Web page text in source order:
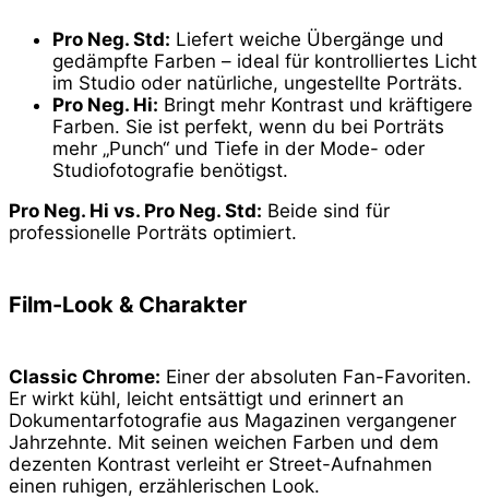
Pro Neg. Std: Liefert weiche Übergänge und
gedämpfte Farben – ideal für kontrolliertes Licht
im Studio oder natürliche, ungestellte Porträts.
Pro Neg. Hi: Bringt mehr Kontrast und kräftigere
Farben. Sie ist perfekt, wenn du bei Porträts
mehr „Punch“ und Tiefe in der Mode- oder
Studiofotografie benötigst.
Pro Neg. Hi vs. Pro Neg. Std: Beide sind für
professionelle Porträts optimiert.
Film-Look & Charakter
Classic Chrome: Einer der absoluten Fan-Favoriten.
Er wirkt kühl, leicht entsättigt und erinnert an
Dokumentarfotografie aus Magazinen vergangener
Jahrzehnte. Mit seinen weichen Farben und dem
dezenten Kontrast verleiht er Street-Aufnahmen
einen ruhigen, erzählerischen Look.